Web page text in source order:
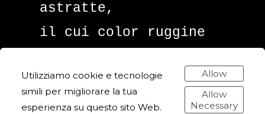
astratte,
il cui color ruggine
corrosione,
allo sfaldamento e al
Utilizziamo cookie e tecnologie
simili per migliorare la tua
esperienza su questo sito Web.
Allow
Allow
Necessary